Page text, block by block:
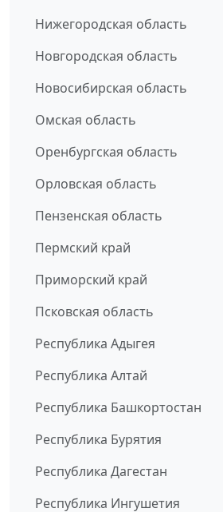
Нижегородская область
Новгородская область
Новосибирская область
Омская область
Оренбургская область
Орловская область
Пензенская область
Пермский край
Приморский край
Псковская область
Республика Адыгея
Республика Алтай
Республика Башкортостан
Республика Бурятия
Республика Дагестан
Республика Ингушетия